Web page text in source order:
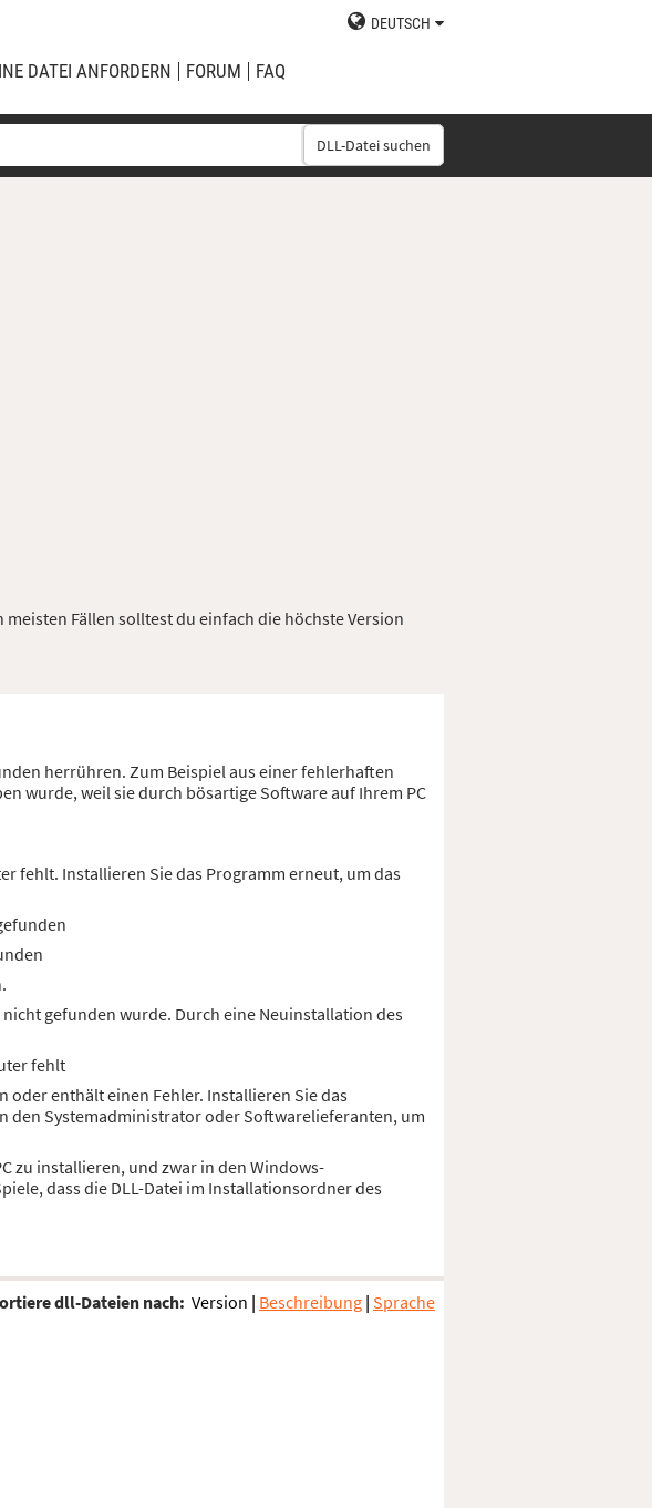
DEUTSCH
DATEI ANFORDERN FORUM FAQ
DLL-Datei suchen
Fällen solltest du einfach die höchste Version
herrühren. Zum Beispiel aus einer fehlerhaften
wurde, weil sie durch bösartige Software auf Ihrem PC
fehlt. Installieren Sie das Programm erneut, um das
gefunden wurde. Durch eine Neuinstallation des
fehlt
enthält einen Fehler. Installieren Sie das
den Systemadministrator oder Softwarelieferanten, um
zu installieren, und zwar in den Windows-
dass die DLL-Datei im Installationsordner des
dll-Dateien nach: Version | Beschreibung | Sprache